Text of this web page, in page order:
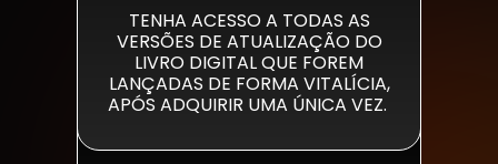
TENHA ACESSO A TODAS AS
VERSÕES DE ATUALIZAÇÃO DO
LIVRO DIGITAL QUE FOREM
LANÇADAS DE FORMA VITALÍCIA,
APÓS ADQUIRIR UMA ÚNICA VEZ.